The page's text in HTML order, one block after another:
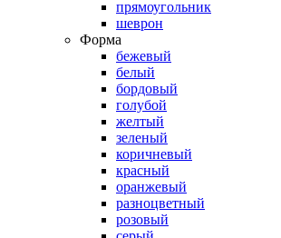
прямоугольник
шеврон
Форма
бежевый
белый
бордовый
голубой
желтый
зеленый
коричневый
красный
оранжевый
разноцветный
розовый